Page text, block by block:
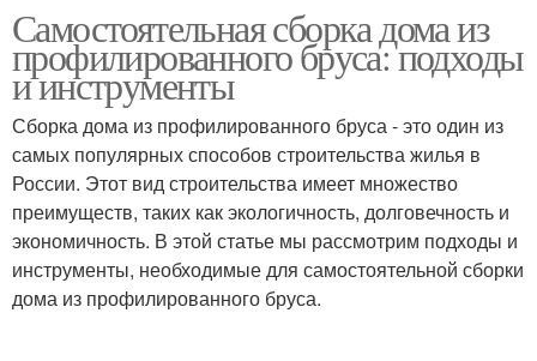
Самостоятельная сборка дома из
профилированного бруса: подходы
и инструменты
Сборка дома из профилированного бруса - это один из
самых популярных способов строительства жилья в
России. Этот вид строительства имеет множество
преимуществ, таких как экологичность, долговечность и
экономичность. В этой статье мы рассмотрим подходы и
инструменты, необходимые для самостоятельной сборки
дома из профилированного бруса.